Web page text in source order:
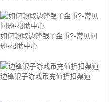
如何领取边锋银子金币?-常见问
题-帮助中心
边锋银子游戏币充值折扣渠道